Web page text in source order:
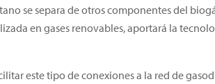
se separa de otros componentes del
en gases renovables, aportará la
este tipo de conexiones a la red de